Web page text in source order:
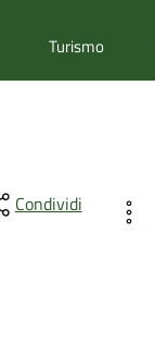
Turismo
Condividi